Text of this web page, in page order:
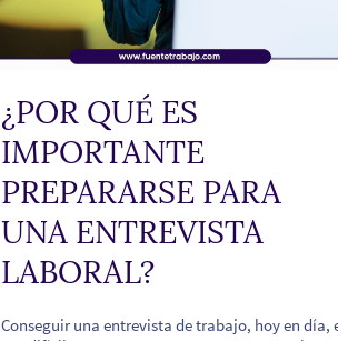
¿POR QUÉ ES
IMPORTANTE
PREPARARSE PARA
UNA ENTREVISTA
LABORAL?
Conseguir una entrevista de trabajo, hoy en día,